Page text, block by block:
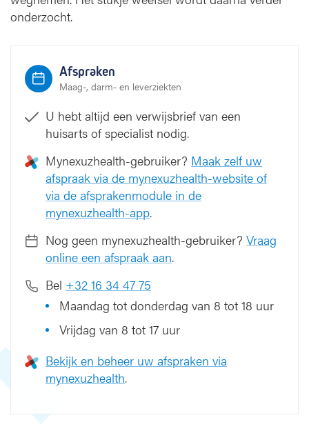
l
e
r
b
o
p
s
e
onderzocht.
Afspraken
Maag-, darm- en leverziekten
U hebt altijd een verwijsbrief van een
huisarts of specialist nodig.
Mynexuzhealth-gebruiker? Maak zelf uw
afspraak via de mynexuzhealth-website of
via de afsprakenmodule in de
mynexuzhealth-app.
Nog geen mynexuzhealth-gebruiker? Vraag
online een afspraak aan.
Bel +32 16 34 47 75
Maandag tot donderdag van 8 tot 18 uur
Vrijdag van 8 tot 17 uur
Bekijk en beheer uw afspraken via
mynexuzhealth.